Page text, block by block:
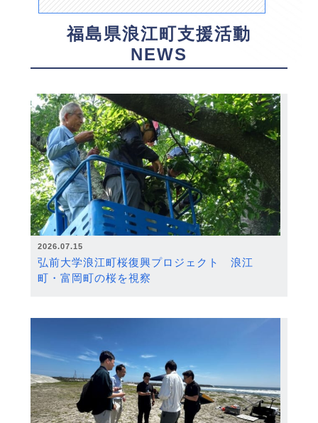
福島県浪江町支援活動
NEWS
2026.07.15
弘前大学浪江町桜復興プロジェクト 浪江
町・富岡町の桜を視察